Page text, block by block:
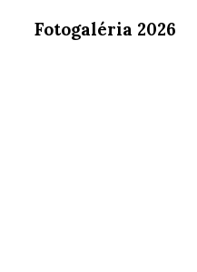
Fotogaléria 2026